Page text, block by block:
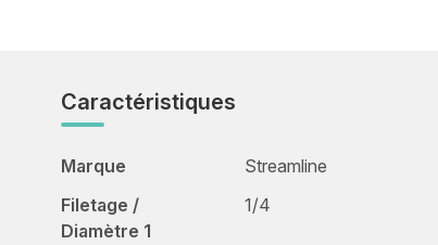
Caractéristiques
Marque
Streamline
Filetage /
Diamètre 1
1/4